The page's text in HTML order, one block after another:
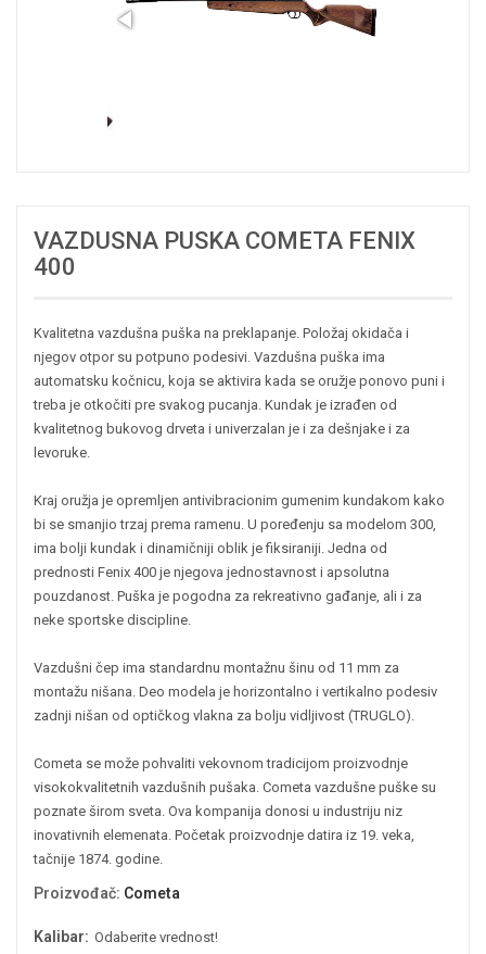
VAZDUSNA PUSKA COMETA FENIX
400
Kvalitetna vazdušna puška na preklapanje. Položaj okidača i
njegov otpor su potpuno podesivi. Vazdušna puška ima
automatsku kočnicu, koja se aktivira kada se oružje ponovo puni i
treba je otkočiti pre svakog pucanja. Kundak je izrađen od
kvalitetnog bukovog drveta i univerzalan je i za dešnjake i za
levoruke.
Kraj oružja je opremljen antivibracionim gumenim kundakom kako
bi se smanjio trzaj prema ramenu. U poređenju sa modelom 300,
ima bolji kundak i dinamičniji oblik je fiksiraniji. Jedna od
prednosti Fenix 400 je njegova jednostavnost i apsolutna
pouzdanost. Puška je pogodna za rekreativno gađanje, ali i za
neke sportske discipline.
Vazdušni čep ima standardnu montažnu šinu od 11 mm za
montažu nišana. Deo modela je horizontalno i vertikalno podesiv
zadnji nišan od optičkog vlakna za bolju vidljivost (TRUGLO).
Cometa se može pohvaliti vekovnom tradicijom proizvodnje
visokokvalitetnih vazdušnih pušaka. Cometa vazdušne puške su
poznate širom sveta. Ova kompanija donosi u industriju niz
inovativnih elemenata. Početak proizvodnje datira iz 19. veka,
tačnije 1874. godine.
Proizvođač: Cometa
Kalibar: Odaberite vrednost!